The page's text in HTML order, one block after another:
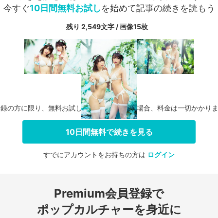
今すぐ10日間無料お試しを始めて記事の続きを読もう
残り 2,549文字 / 画像15枚
ログインする
の方に限り、無料お試し期間中に解約した場合、料金は一切かかり
10日間無料で続きを見る
すでにアカウントをお持ちの方は ログイン
Premium会員登録で
ポップカルチャーを身近に